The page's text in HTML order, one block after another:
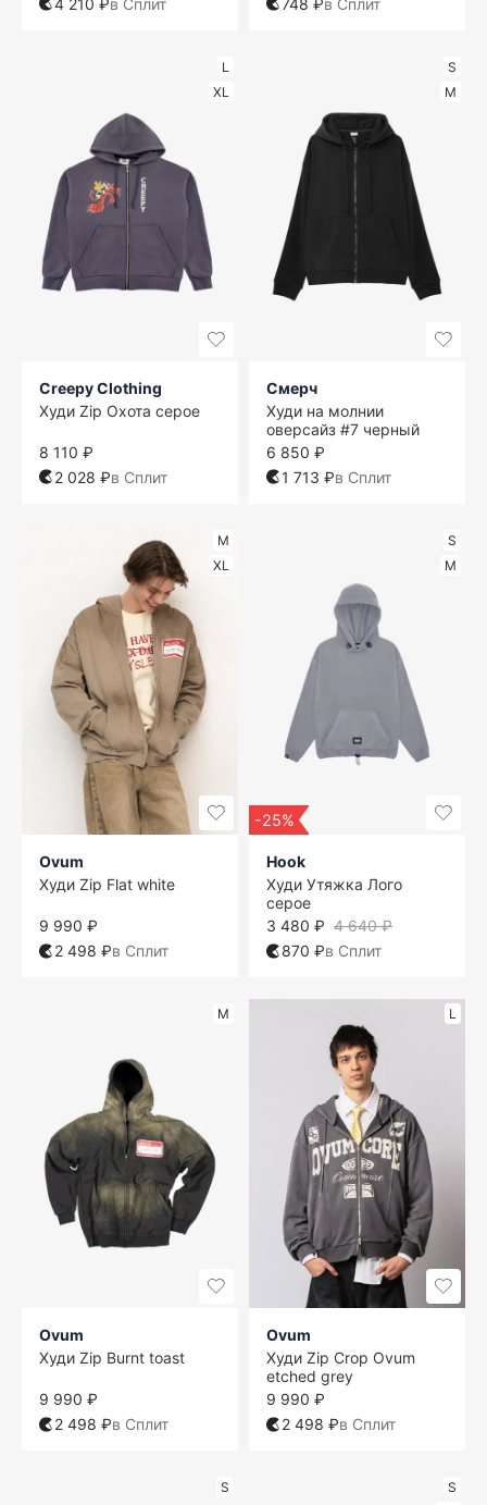
L
XL
Creepy Clothing
Худи Zip Охота серое
8 110 ₽
2 028 ₽в Сплит
S
M
Смерч
Худи на молнии
оверсайз #7 черный
6 850 ₽
1 713 ₽в Сплит
M
XL
Ovum
Худи Zip Flat white
9 990 ₽
2 498 ₽в Сплит
S
M
-25%
Hook
Худи Утяжка Лого
серое
4 640 ₽
3 480 ₽
870 ₽в Сплит
M
Ovum
Худи Zip Burnt toast
9 990 ₽
2 498 ₽в Сплит
L
Ovum
Худи Zip Crop Ovum
etched grey
9 990 ₽
2 498 ₽в Сплит
S
S